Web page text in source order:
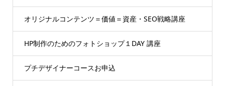
オリジナルコンテンツ＝価値＝資産・SEO戦略講座
HP制作のためのフォトショップ１DAY 講座
プチデザイナーコースお申込